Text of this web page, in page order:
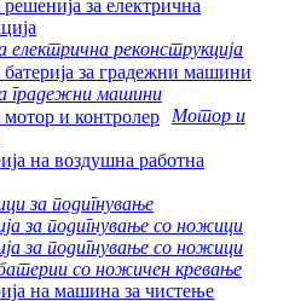
електрична реконструкција
градежни машини
Мотор и
за подигнување
за подигнување со ножици
за подигнување со ножици
со ножичен кревање